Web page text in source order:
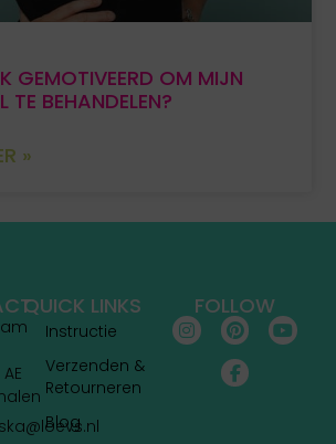
GEMOTIVEERD OM MIJN
TE BEHANDELEN?
»
QUICK LINKS
Instructie
Verzenden &
Retourneren
Blog
FOLLOW